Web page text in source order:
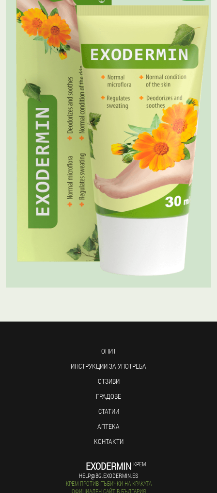
ОПИТ
ИНСТРУКЦИИ ЗА УПОТРЕБА
ОТЗИВИ
ГРАДОВЕ
СТАТИИ
АПТЕКА
КОНТАКТИ
EXODERMIN КРЕМ
HELP@BG.EXODERMIN.ES
КРЕМ ПРОТИВ ГЪБИЧКИ НА КРАКАТА
ОФИЦИАЛЕН САЙТ В БЪЛГАРИЯ